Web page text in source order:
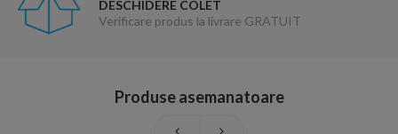
DESCHIDERE COLET
Verificare produs la livrare GRATUIT
Produse asemanatoare